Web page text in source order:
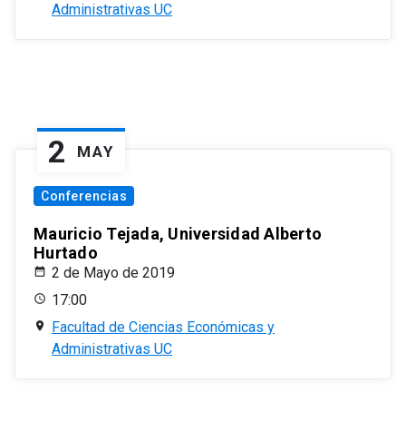
Administrativas UC
2 MAY
Conferencias
Mauricio Tejada, Universidad Alberto
Hurtado
2 de Mayo de 2019
17:00
Facultad de Ciencias Económicas y
Administrativas UC